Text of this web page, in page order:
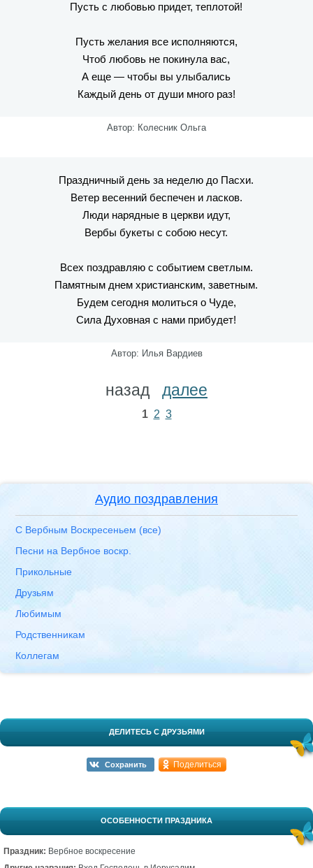
Пусть с любовью придет, теплотой!
Пусть желания все исполняются,
Чтоб любовь не покинула вас,
А еще — чтобы вы улыбались
Каждый день от души много раз!
Автор: Колесник Ольга
Праздничный день за неделю до Пасхи.
Ветер весенний беспечен и ласков.
Люди нарядные в церкви идут,
Вербы букеты с собою несут.
Всех поздравляю с событием светлым.
Памятным днем христианским, заветным.
Будем сегодня молиться о Чуде,
Сила Духовная с нами прибудет!
Автор: Илья Вардиев
назад далее
1 2 3
Аудио поздравления
С Вербным Воскресеньем (все)
Песни на Вербное воскр.
Прикольные
Друзьям
Любимым
Родственникам
Коллегам
ДЕЛИТЕСЬ С ДРУЗЬЯМИ
Сохранить Поделиться
ОСОБЕННОСТИ ПРАЗДНИКА
Праздник: Вербное воскресение